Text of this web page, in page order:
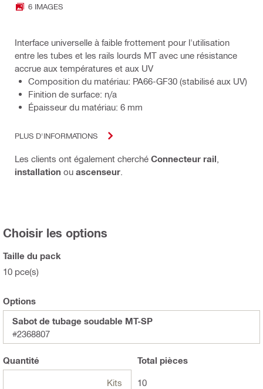
6 IMAGES
Interface universelle à faible frottement pour l'utilisation
entre les tubes et les rails lourds MT avec une résistance
accrue aux températures et aux UV
Composition du matériau: PA66-GF30 (stabilisé aux UV)
Finition de surface: n/a
Épaisseur du matériau: 6 mm
PLUS D'INFORMATIONS
Les clients ont également cherché Connecteur rail
installation ou ascenseur
Choisir les options
Taille du pack
10 pce(s)
Options
Sabot de tubage soudable MT-SP
#2368807
Quantité
Kits
Total pièces
10